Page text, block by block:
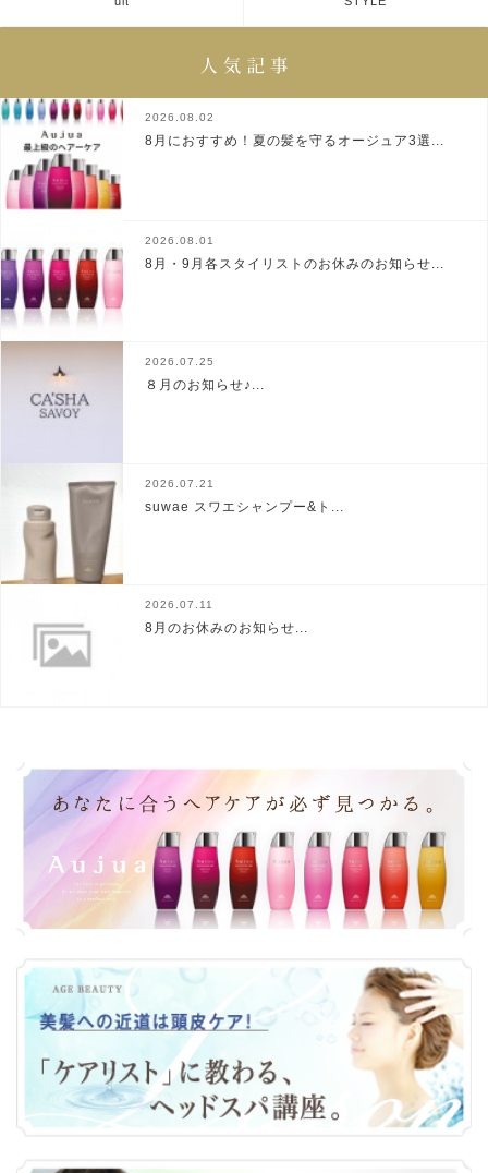
2026.08.02
8月におすすめ！夏の髪を守るオージュア3選...
2026.08.01
8月・9月各スタイリストのお休みのお知らせ...
2026.07.25
８月のお知らせ♪...
2026.07.21
suwae スワエシャンプー&ト...
2026.07.11
8月のお休みのお知らせ...